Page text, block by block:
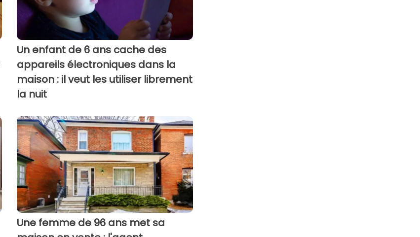
Un enfant de 6 ans cache des
appareils électroniques dans la
maison : il veut les utiliser librement
la nuit
Une femme de 96 ans met sa